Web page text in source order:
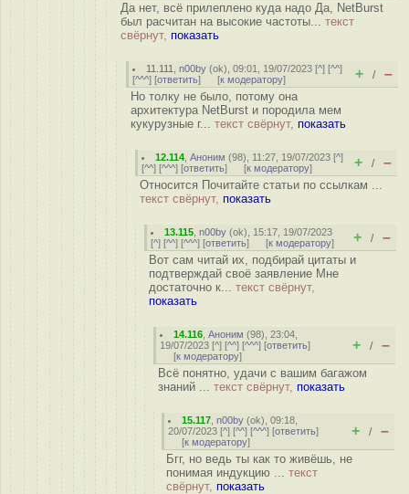
Да нет, всё прилеплено куда надо Да, NetBurst
был расчитан на высокие частоты... текст
свёрнут, показать
11.111 ,n00by (ok), 09:01, 19/07/2023 [^] [^^]
[^^^] [ответить] [к модератору] + / –
Но толку не было, потому она
архитектура NetBurst и породила мем
кукурузные г... текст свёрнут, показать
12.114 ,Аноним (98), 11:27, 19/07/2023 [^]
[^^] [^^^] [ответить] [к модератору] + / –
Относится Почитайте статьи по ссылкам ...
текст свёрнут, показать
13.115 ,n00by (ok), 15:17, 19/07/2023
[^] [^^] [^^^] [ответить] [к модератору] + / –
Вот сам читай их, подбирай цитаты и
подтверждай своё заявление Мне
достаточно к... текст свёрнут,
показать
14.116 ,Аноним (98), 23:04,
19/07/2023 [^] [^^] [^^^] [ответить]
[к модератору]
+ / –
Всё понятно, удачи с вашим багажом
знаний ... текст свёрнут, показать
15.117 ,n00by (ok), 09:18,
20/07/2023 [^] [^^] [^^^] [ответить]
[к модератору]
+ / –
Бгг, но ведь ты как то живёшь, не
понимая индукцию ... текст
свёрнут, показать